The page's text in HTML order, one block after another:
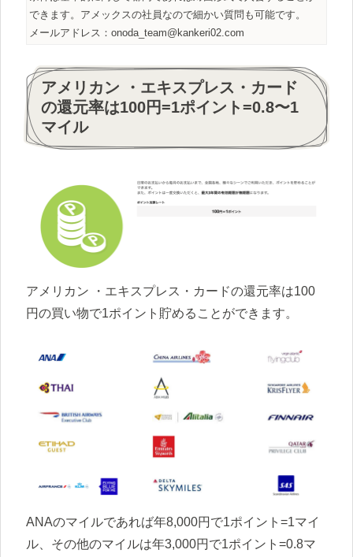
できます。アメックスの社員なので細かい質問も可能です。
メールアドレス：onoda_team@kankeri02.com
アメリカン ・エキスプレス・カード
の還元率は100円=1ポイント=0.8〜1
マイル
アメリカン ・エキスプレス・カードの還元率は100
円の買い物で1ポイント貯めることができます。
ANAのマイルであれば年8,000円で1ポイント=1マイ
ル、その他のマイルは年3,000円で1ポイント=0.8マ